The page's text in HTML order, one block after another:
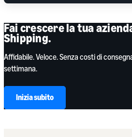
Fai crescere la tua
Shipping.
Affidabile. Veloce. Senza costi di
settimana.
Inizia subito